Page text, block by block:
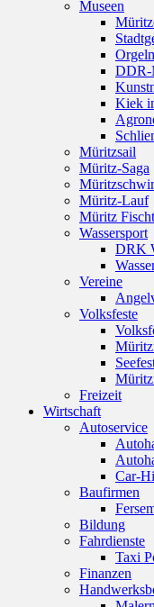
Museen
DDR-
Kiek
Müritzsail
Müritz-Saga
Müritz-Lauf
Müritz
Wassersport
DRK
Vereine
Volksfeste
Freizeit
Wirtschaft
Autoservice
Car-
Baufirmen
Bildung
Fahrdienste
Taxi
Finanzen